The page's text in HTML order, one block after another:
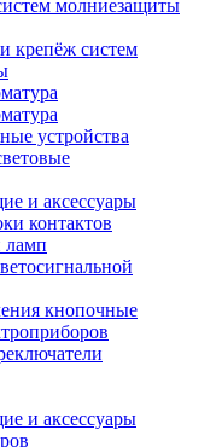
молниезащиты
крепёж систем
устройства
и аксессуары
контактов
ламп
кнопочные
и аксессуары